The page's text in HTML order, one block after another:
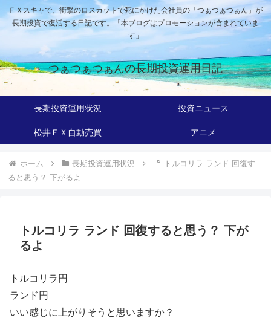
ＦＸスキャで、衝撃のロスカットで死にかけた会社員の「つぁつぁつぁん」が
長期投資で復活する日記です。「本ブログはプロモーションが含まれていま
す」
つぁつぁつぁんの長期投資運用日記
長期投資運用状況 投資ニュース
松井ＦＸ自動売買 アニメ
ホーム 長期投資運用状況
トルコリラ ランド 回復す
ると思う？ 下がるよ
トルコリラ ランド 回復すると思う？ 下が
るよ
トルコリラ円
ランド円
いい感じに上がりそうと思いますか？